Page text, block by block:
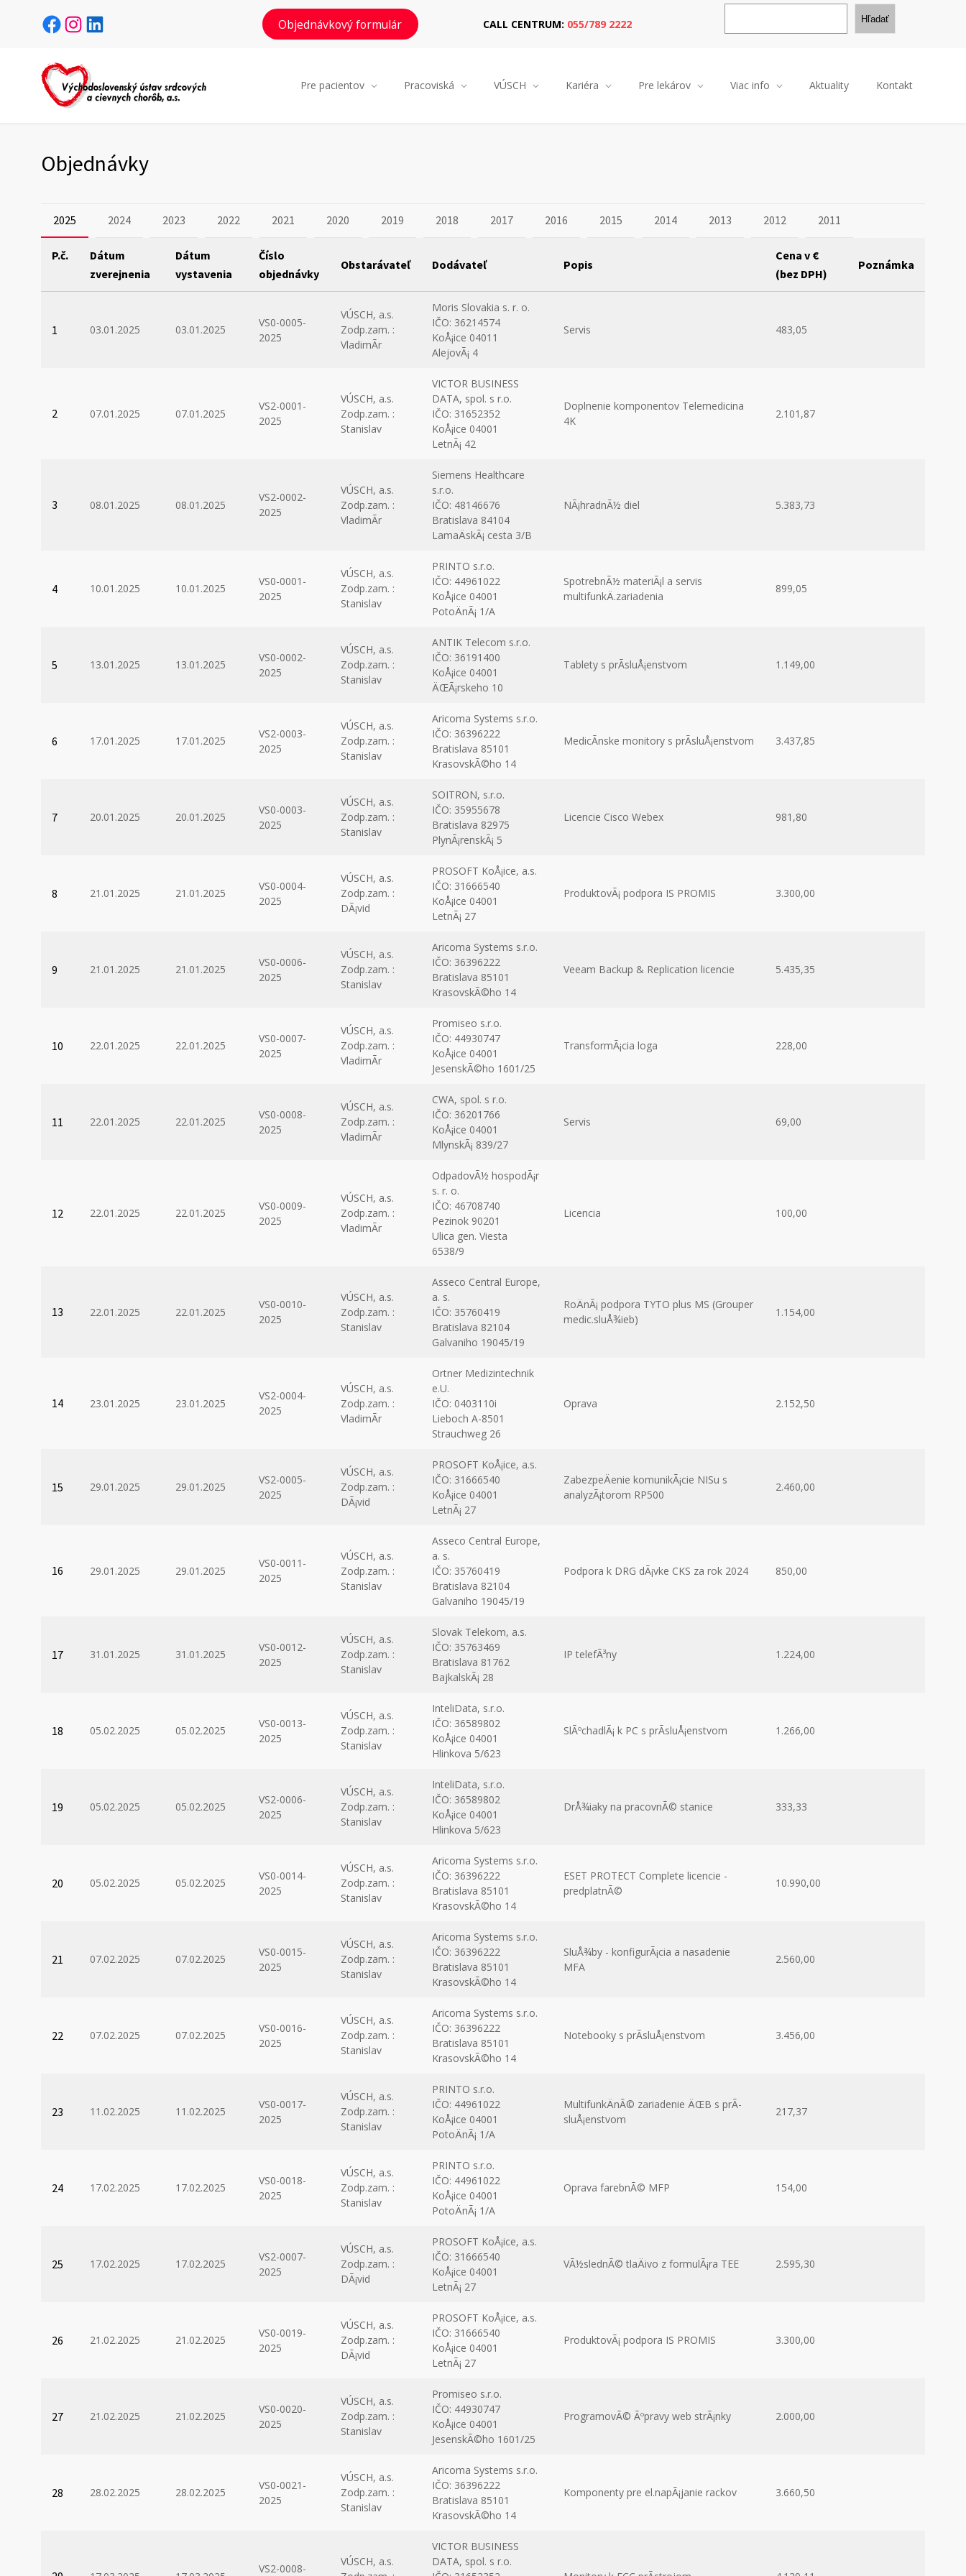
Facebook Instagram LinkedIn Objednávkový formulár CALL CENTRUM: 055/789 2222
H
d
Hľadať
Pre pacientov Pracoviská VÚSCH Kariéra Pre lekárov Viac info Aktuality Kontakt
Objednávky
2025 2024 2023 2022 2021 2020 2019 2018 2017 2016 2015 2014 2013 2012 2011
P.č.
Dátum
zverejnenia
Dátum
vystavenia
Číslo
objednávky
Obstarávateľ Dodávateľ Popis
Cena v €
(bez DPH)
Poznámka
1 03.01.2025 03.01.2025
VS0-0005-
2025
VÚSCH, a.s.
Zodp.zam. :
VladimÃ­r
Moris Slovakia s. r. o.
IČO: 36214574
KoÅ¡ice 04011
AlejovÃ¡ 4
Servis 483,05
2 07.01.2025 07.01.2025
VS2-0001-
2025
VÚSCH, a.s.
Zodp.zam. :
Stanislav
VICTOR BUSINESS
DATA, spol. s r.o.
IČO: 31652352
KoÅ¡ice 04001
LetnÃ¡ 42
Doplnenie komponentov Telemedicina
4K
2.101,87
3 08.01.2025 08.01.2025
VS2-0002-
2025
VÚSCH, a.s.
Zodp.zam. :
VladimÃ­r
Siemens Healthcare
s.r.o.
IČO: 48146676
Bratislava 84104
LamaÄskÃ¡ cesta 3/B
NÃ¡hradnÃ½ diel 5.383,73
4 10.01.2025 10.01.2025
VS0-0001-
2025
VÚSCH, a.s.
Zodp.zam. :
Stanislav
PRINTO s.r.o.
IČO: 44961022
KoÅ¡ice 04001
PotoÄnÃ¡ 1/A
SpotrebnÃ½ materiÃ¡l a servis
multifunkÄ.zariadenia
899,05
5 13.01.2025 13.01.2025
VS0-0002-
2025
VÚSCH, a.s.
Zodp.zam. :
Stanislav
ANTIK Telecom s.r.o.
IČO: 36191400
KoÅ¡ice 04001
ÄŒÃ¡rskeho 10
Tablety s prÃ­sluÅ¡enstvom 1.149,00
6 17.01.2025 17.01.2025
VS2-0003-
2025
VÚSCH, a.s.
Zodp.zam. :
Stanislav
Aricoma Systems s.r.o.
IČO: 36396222
Bratislava 85101
KrasovskÃ©ho 14
MedicÃ­nske monitory s prÃ­sluÅ¡enstvom 3.437,85
7 20.01.2025 20.01.2025
VS0-0003-
2025
VÚSCH, a.s.
Zodp.zam. :
Stanislav
SOITRON, s.r.o.
IČO: 35955678
Bratislava 82975
PlynÃ¡renskÃ¡ 5
Licencie Cisco Webex 981,80
8 21.01.2025 21.01.2025
VS0-0004-
2025
VÚSCH, a.s.
Zodp.zam. :
DÃ¡vid
PROSOFT KoÅ¡ice, a.s.
IČO: 31666540
KoÅ¡ice 04001
LetnÃ¡ 27
ProduktovÃ¡ podpora IS PROMIS 3.300,00
9 21.01.2025 21.01.2025
VS0-0006-
2025
VÚSCH, a.s.
Zodp.zam. :
Stanislav
Aricoma Systems s.r.o.
IČO: 36396222
Bratislava 85101
KrasovskÃ©ho 14
Veeam Backup & Replication licencie 5.435,35
10 22.01.2025 22.01.2025
VS0-0007-
2025
VÚSCH, a.s.
Zodp.zam. :
VladimÃ­r
Promiseo s.r.o.
IČO: 44930747
KoÅ¡ice 04001
JesenskÃ©ho 1601/25
TransformÃ¡cia loga 228,00
11 22.01.2025 22.01.2025
VS0-0008-
2025
VÚSCH, a.s.
Zodp.zam. :
VladimÃ­r
CWA, spol. s r.o.
IČO: 36201766
KoÅ¡ice 04001
MlynskÃ¡ 839/27
Servis 69,00
12 22.01.2025 22.01.2025
VS0-0009-
2025
VÚSCH, a.s.
Zodp.zam. :
VladimÃ­r
OdpadovÃ½ hospodÃ¡r
s. r. o.
IČO: 46708740
Pezinok 90201
Ulica gen. Viesta
6538/9
Licencia 100,00
13 22.01.2025 22.01.2025
VS0-0010-
2025
VÚSCH, a.s.
Zodp.zam. :
Stanislav
Asseco Central Europe,
a. s.
IČO: 35760419
Bratislava 82104
Galvaniho 19045/19
RoÄnÃ¡ podpora TYTO plus MS (Grouper
medic.sluÅ¾ieb)
1.154,00
14 23.01.2025 23.01.2025
VS2-0004-
2025
VÚSCH, a.s.
Zodp.zam. :
VladimÃ­r
Ortner Medizintechnik
e.U.
IČO: 0403110i
Lieboch A-8501
Strauchweg 26
Oprava 2.152,50
15 29.01.2025 29.01.2025
VS2-0005-
2025
VÚSCH, a.s.
Zodp.zam. :
DÃ¡vid
PROSOFT KoÅ¡ice, a.s.
IČO: 31666540
KoÅ¡ice 04001
LetnÃ¡ 27
ZabezpeÄenie komunikÃ¡cie NISu s
analyzÃ¡torom RP500
2.460,00
16 29.01.2025 29.01.2025
VS0-0011-
2025
VÚSCH, a.s.
Zodp.zam. :
Stanislav
Asseco Central Europe,
a. s.
IČO: 35760419
Bratislava 82104
Galvaniho 19045/19
Podpora k DRG dÃ¡vke CKS za rok 2024 850,00
17 31.01.2025 31.01.2025
VS0-0012-
2025
VÚSCH, a.s.
Zodp.zam. :
Stanislav
Slovak Telekom, a.s.
IČO: 35763469
Bratislava 81762
BajkalskÃ¡ 28
IP telefÃ³ny 1.224,00
18 05.02.2025 05.02.2025
VS0-0013-
2025
VÚSCH, a.s.
Zodp.zam. :
Stanislav
InteliData, s.r.o.
IČO: 36589802
KoÅ¡ice 04001
Hlinkova 5/623
SlÃºchadlÃ¡ k PC s prÃ­sluÅ¡enstvom 1.266,00
19 05.02.2025 05.02.2025
VS2-0006-
2025
VÚSCH, a.s.
Zodp.zam. :
Stanislav
InteliData, s.r.o.
IČO: 36589802
KoÅ¡ice 04001
Hlinkova 5/623
DrÅ¾iaky na pracovnÃ© stanice 333,33
20 05.02.2025 05.02.2025
VS0-0014-
2025
VÚSCH, a.s.
Zodp.zam. :
Stanislav
Aricoma Systems s.r.o.
IČO: 36396222
Bratislava 85101
KrasovskÃ©ho 14
ESET PROTECT Complete licencie -
predplatnÃ©
10.990,00
21 07.02.2025 07.02.2025
VS0-0015-
2025
VÚSCH, a.s.
Zodp.zam. :
Stanislav
Aricoma Systems s.r.o.
IČO: 36396222
Bratislava 85101
KrasovskÃ©ho 14
SluÅ¾by - konfigurÃ¡cia a nasadenie
MFA
2.560,00
22 07.02.2025 07.02.2025
VS0-0016-
2025
VÚSCH, a.s.
Zodp.zam. :
Stanislav
Aricoma Systems s.r.o.
IČO: 36396222
Bratislava 85101
KrasovskÃ©ho 14
Notebooky s prÃ­sluÅ¡enstvom 3.456,00
23 11.02.2025 11.02.2025
VS0-0017-
2025
VÚSCH, a.s.
Zodp.zam. :
Stanislav
PRINTO s.r.o.
IČO: 44961022
KoÅ¡ice 04001
PotoÄnÃ¡ 1/A
MultifunkÄnÃ© zariadenie ÄŒB s prÃ­
sluÅ¡enstvom
217,37
24 17.02.2025 17.02.2025
VS0-0018-
2025
VÚSCH, a.s.
Zodp.zam. :
Stanislav
PRINTO s.r.o.
IČO: 44961022
KoÅ¡ice 04001
PotoÄnÃ¡ 1/A
Oprava farebnÃ© MFP 154,00
25 17.02.2025 17.02.2025
VS2-0007-
2025
VÚSCH, a.s.
Zodp.zam. :
DÃ¡vid
PROSOFT KoÅ¡ice, a.s.
IČO: 31666540
KoÅ¡ice 04001
LetnÃ¡ 27
VÃ½slednÃ© tlaÄivo z formulÃ¡ra TEE 2.595,30
26 21.02.2025 21.02.2025
VS0-0019-
2025
VÚSCH, a.s.
Zodp.zam. :
DÃ¡vid
PROSOFT KoÅ¡ice, a.s.
IČO: 31666540
KoÅ¡ice 04001
LetnÃ¡ 27
ProduktovÃ¡ podpora IS PROMIS 3.300,00
27 21.02.2025 21.02.2025
VS0-0020-
2025
VÚSCH, a.s.
Zodp.zam. :
Stanislav
Promiseo s.r.o.
IČO: 44930747
KoÅ¡ice 04001
JesenskÃ©ho 1601/25
ProgramovÃ© Ãºpravy web strÃ¡nky 2.000,00
28 28.02.2025 28.02.2025
VS0-0021-
2025
VÚSCH, a.s.
Zodp.zam. :
Stanislav
Aricoma Systems s.r.o.
IČO: 36396222
Bratislava 85101
KrasovskÃ©ho 14
Komponenty pre el.napÃ¡janie rackov 3.660,50
VS2-0008-
VÚSCH, a.s.
VICTOR BUSINESS
DATA, spol. s r.o.